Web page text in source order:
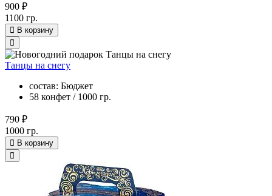
900 ₽
1100 гр.
В корзину
Танцы на снегу
состав: Бюджет
58 конфет / 1000 гр.
790 ₽
1000 гр.
В корзину